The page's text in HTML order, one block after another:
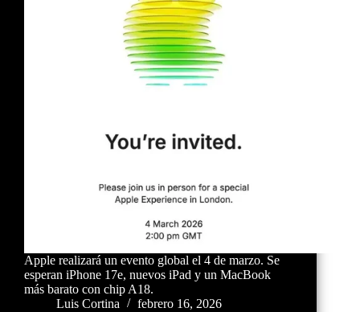
Apple realizará un evento global el 4 de marzo. Se
esperan iPhone 17e, nuevos iPad y un MacBook
más barato con chip A18.
Luis Cortina
febrero 16, 2026